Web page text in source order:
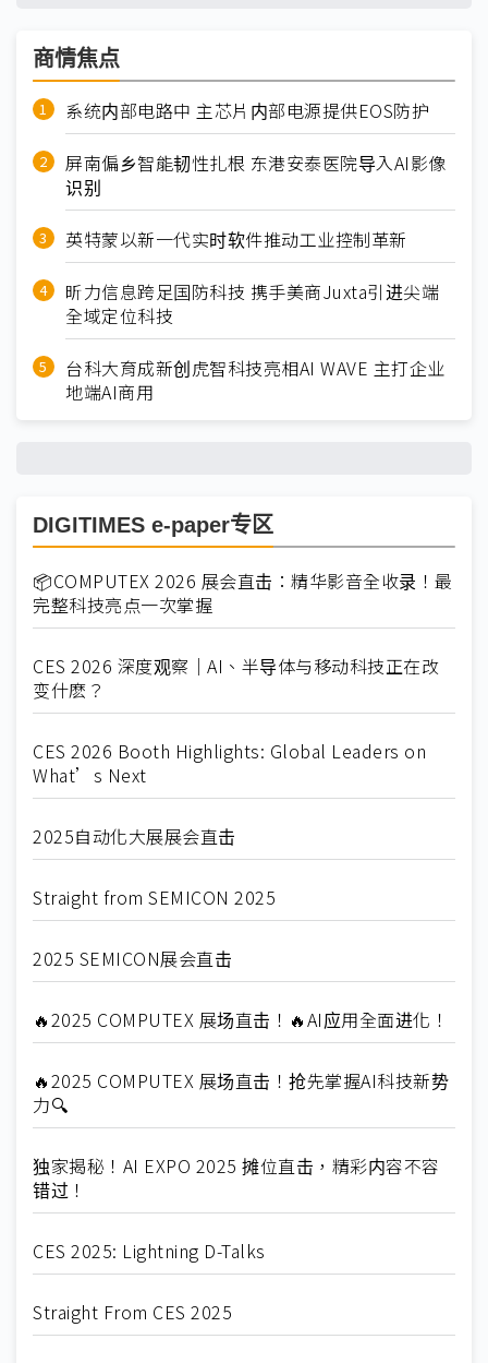
商情焦点
系统内部电路中 主芯片内部电源提供EOS防护
屏南偏乡智能韧性扎根 东港安泰医院导入AI影像
识别
英特蒙以新一代实时软件推动工业控制革新
昕力信息跨足国防科技 携手美商Juxta引进尖端
全域定位科技
台科大育成新创虎智科技亮相AI WAVE 主打企业
地端AI商用
DIGITIMES e-paper专区
📦COMPUTEX 2026 展会直击：精华影音全收录！最
完整科技亮点一次掌握
CES 2026 深度观察｜AI、半导体与移动科技正在改
变什麽？
CES 2026 Booth Highlights: Global Leaders on
What’s Next
2025自动化大展展会直击
Straight from SEMICON 2025
2025 SEMICON展会直击
🔥2025 COMPUTEX 展场直击！🔥AI应用全面进化！
🔥2025 COMPUTEX 展场直击！抢先掌握AI科技新势
力🔍
独家揭秘！AI EXPO 2025 摊位直击，精彩内容不容
错过！
CES 2025: Lightning D-Talks
Straight From CES 2025